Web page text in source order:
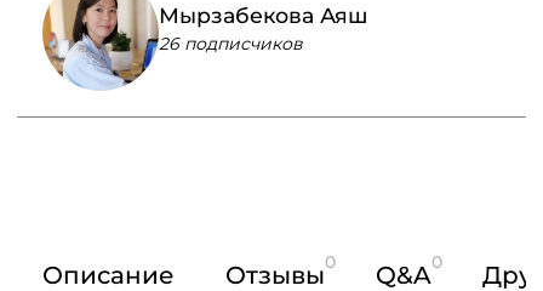
Мырзабекова Аяш
26 подписчиков
Описание Отзывы0 Q&A0